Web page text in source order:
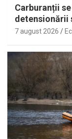
Carburanții
detensionării
7 august 2026